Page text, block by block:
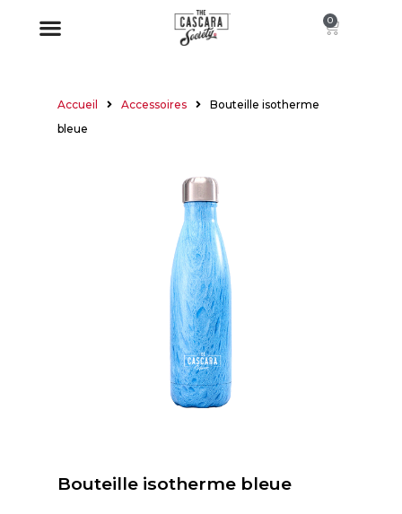
0
Accueil Accessoires
Bouteille isotherme
bleue
Bouteille isotherme bleue